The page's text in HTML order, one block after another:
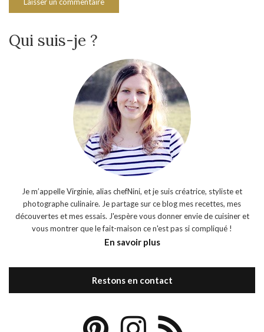
Qui suis-je ?
Je m’appelle Virginie, alias chefNini, et je suis créatrice, styliste et
photographe culinaire. Je partage sur ce blog mes recettes, mes
découvertes et mes essais. J'espère vous donner envie de cuisiner et
vous montrer que le fait-maison ce n'est pas si compliqué !
En savoir plus
Restons en contact